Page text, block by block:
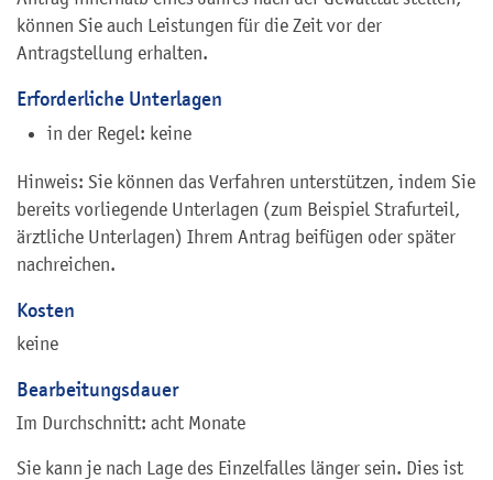
können Sie auch Leistungen für die Zeit vor der
Antragstellung erhalten.
Erforderliche Unterlagen
in der Regel: keine
Hinweis: Sie können das Verfahren unterstützen, indem Sie
bereits vorliegende Unterlagen (zum Beispiel Strafurteil,
ärztliche Unterlagen) Ihrem Antrag beifügen oder später
nachreichen.
Kosten
keine
Bearbeitungsdauer
Im Durchschnitt: acht Monate
Sie kann je nach Lage des Einzelfalles länger sein. Dies ist